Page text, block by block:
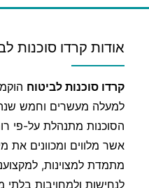
אודות קרדו סוכנות
קרדו סוכנות לביטוח
למעלה מעשרים וחמש
הסוכנות מתנהלת על-פי
אשר מלווים ומכוונים את
מתמדת למצוינות,
לנחישות ולמחויבות